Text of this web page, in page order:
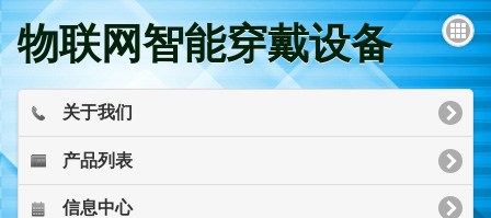
物联网智能穿戴设备
关于我们
产品列表
信息中心